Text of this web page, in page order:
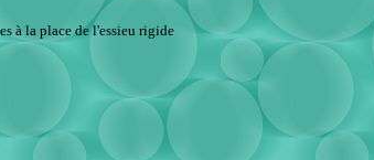
à la place de l'essieu rigide